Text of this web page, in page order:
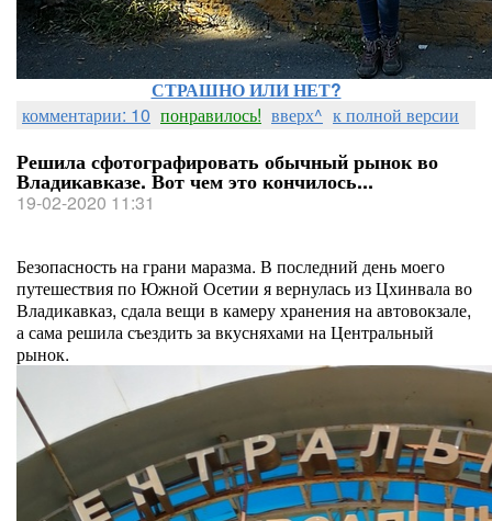
СТРАШНО ИЛИ НЕТ?
комментарии: 10 понравилось! вверх^ к полной версии
Решила сфотографировать обычный рынок во
Владикавказе. Вот чем это кончилось...
19-02-2020 11:31
Безопасность на грани маразма. В последний день моего
путешествия по Южной Осетии я вернулась из Цхинвала во
Владикавказ, сдала вещи в камеру хранения на автовокзале,
а сама решила съездить за вкусняхами на Центральный
рынок.